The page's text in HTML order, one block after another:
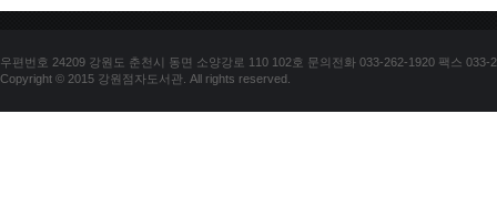
우편번호 24209 강원도 춘천시 동면 소양강로 110 102호 문의전화 033-262-1920 팩스 033-
Copyright © 2015 강원점자도서관. All rights reserved.